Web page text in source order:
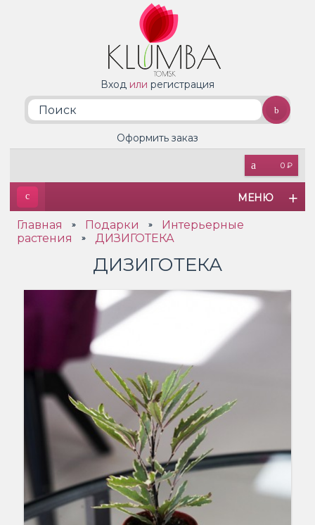
Вход или регистрация
0 ₽
Оформить заказ
МЕНЮ
Главная » Подарки »
Интерьерные
растения
» ДИЗИГОТЕКА
ДИЗИГОТЕКА